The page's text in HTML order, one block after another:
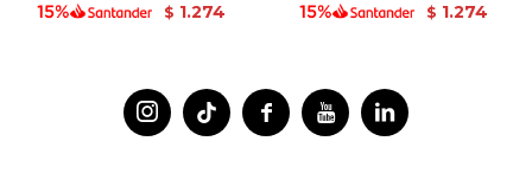
$ 1.274 $ 1.274
 
 